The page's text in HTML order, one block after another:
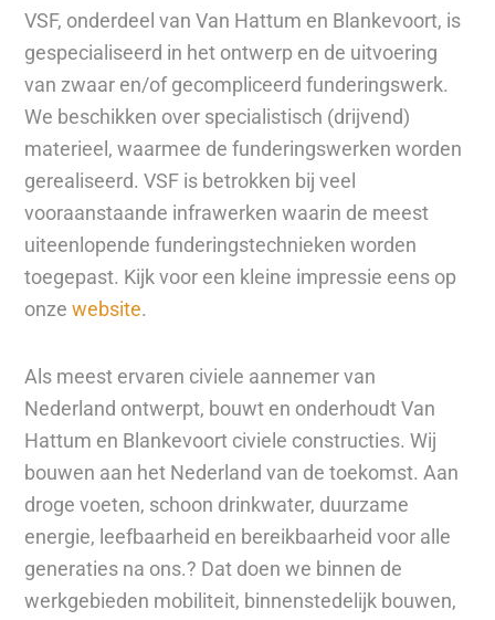
VSF, onderdeel van Van Hattum en Blankevoort, is
gespecialiseerd in het ontwerp en de uitvoering
van zwaar en/of gecompliceerd funderingswerk.
We beschikken over specialistisch (drijvend)
materieel, waarmee de funderingswerken worden
gerealiseerd. VSF is betrokken bij veel
vooraanstaande infrawerken waarin de meest
uiteenlopende funderingstechnieken worden
toegepast. Kijk voor een kleine impressie eens op
onzewebsite.
Als meest ervaren civiele aannemer van
Nederland ontwerpt, bouwt en onderhoudt Van
Hattum en Blankevoort civiele constructies. Wij
bouwen aan het Nederland van de toekomst. Aan
droge voeten, schoon drinkwater, duurzame
energie, leefbaarheid en bereikbaarheid voor alle
generaties na ons.? Dat doen we binnen de
werkgebieden mobiliteit, binnenstedelijk bouwen,